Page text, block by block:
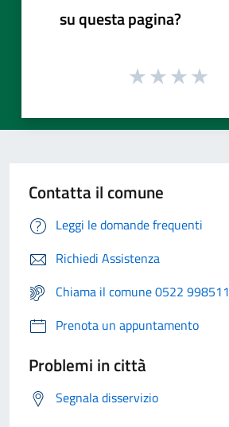
su questa pagina?
Contatta il comune
Leggi le domande frequenti
Richiedi Assistenza
Chiama il comune 0522 998511
Prenota un appuntamento
Problemi in città
Segnala disservizio